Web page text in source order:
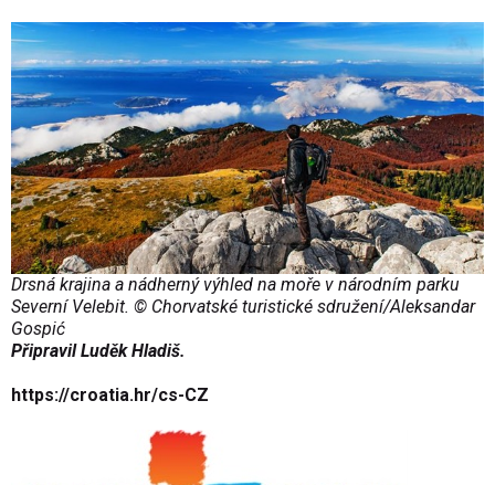
Drsná krajina a nádherný výhled na moře v národním parku
Severní Velebit. © Chorvatské turistické sdružení/Aleksandar
Gospić
Připravil Luděk Hladiš.
https://croatia.hr/cs-CZ